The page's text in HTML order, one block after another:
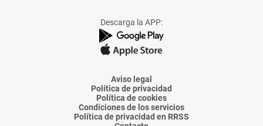
de
La
Voz
Almería
de
La
Voz
Almería
de
La
Voz
Almería
de
La
Voz
Almería
de
La
Voz
Descarga la APP:
Aviso legal
Política de privacidad
Política de cookies
Condiciones de los servicios
Política de privacidad en RRSS